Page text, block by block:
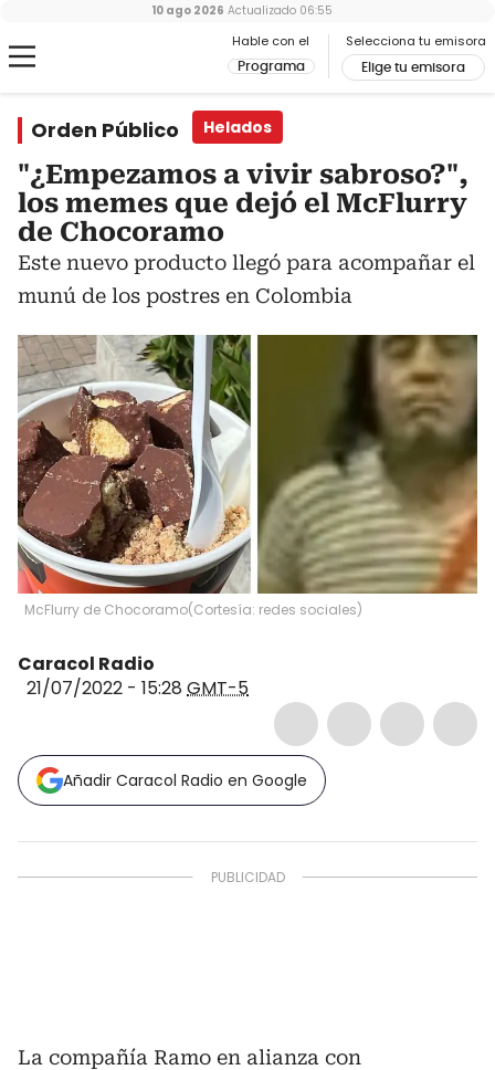
Hable con el
Programa
Selecciona tu emisora
Elige tu emisora
10 ago 2026 Actualizado 06:55
Orden Público Helados
"¿Empezamos a vivir sabroso?",
los memes que dejó el McFlurry
de Chocoramo
Este nuevo producto llegó para acompañar el
munú de los postres en Colombia
McFlurry de Chocoramo(Cortesía: redes sociales)
Caracol Radio
21/07/2022 - 15:28 GMT-5
Añadir Caracol Radio en Google
La compañía Ramo en alianza con